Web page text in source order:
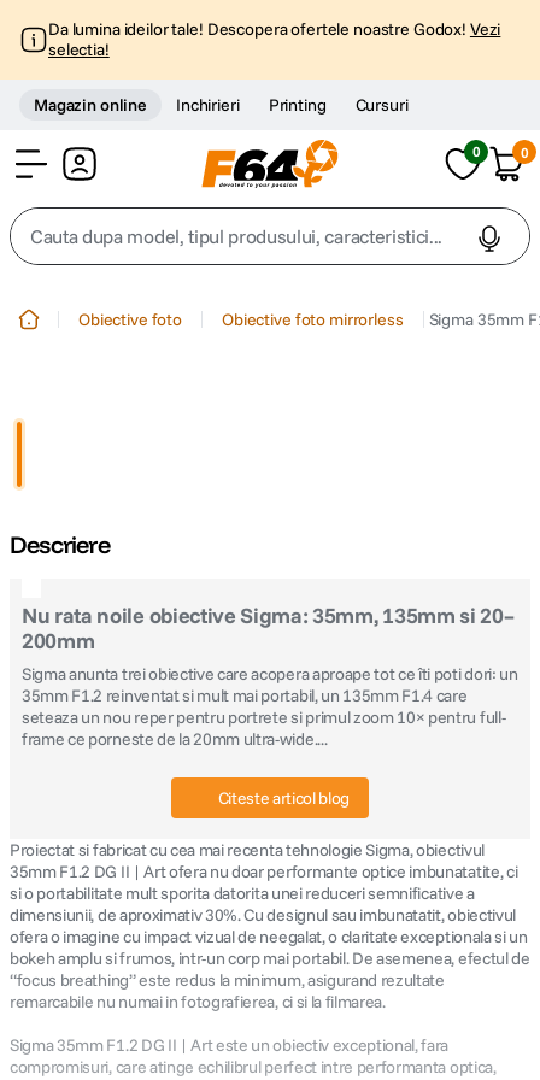
Da lumina ideilor tale! Descopera ofertele noastre Godox! Vezi
selectia!
Magazin online Inchirieri Printing Cursuri
0 0
Cauta dupa model, tipul produsului, caracteristici...
6 . lavaliera
card memorie
10 . insta 360
Obiective foto Obiective foto mirrorless Sigma 35mm
Descriere
Nu rata noile obiective Sigma: 35mm, 135mm si 20–
200mm
Sigma anunta trei obiective care acopera aproape tot ce îti poti dori: un
35mm F1.2 reinventat si mult mai portabil, un 135mm F1.4 care
seteaza un nou reper pentru portrete si primul zoom 10× pentru full-
frame ce porneste de la 20mm ultra-wide....
Citeste articol blog
Proiectat si fabricat cu cea mai recenta tehnologie Sigma, obiectivul
35mm F1.2 DG II | Art ofera nu doar performante optice imbunatatite, ci
si o portabilitate mult sporita datorita unei reduceri semnificative a
dimensiunii, de aproximativ 30%. Cu designul sau imbunatatit, obiectivul
ofera o imagine cu impact vizual de neegalat, o claritate exceptionala si un
bokeh amplu si frumos, intr-un corp mai portabil. De asemenea, efectul de
“focus breathing” este redus la minimum, asigurand rezultate
remarcabile nu numai in fotografierea, ci si la filmarea.
Sigma 35mm F1.2 DG II | Art este un obiectiv exceptional, fara
compromisuri, care atinge echilibrul perfect intre performanta optica,